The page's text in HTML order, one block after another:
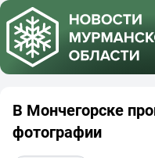
В Мончегорске
фотографии